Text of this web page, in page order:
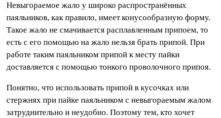
Невыгораемое жало у широко распространённых
паяльников, как правило, имеет конусообразную форму.
Такое жало не смачивается расплавленным припоем, то
есть с его помощью на жало нельзя брать припой. При
работе таким паяльником припой к месту пайки
доставляется с помощью тонкого проволочного припоя.
Понятно, что использовать припой в кусочках или
стержнях при пайке паяльником с невыгораемым жалом
затруднительно и неудобно. Поэтому тем, кто хочет